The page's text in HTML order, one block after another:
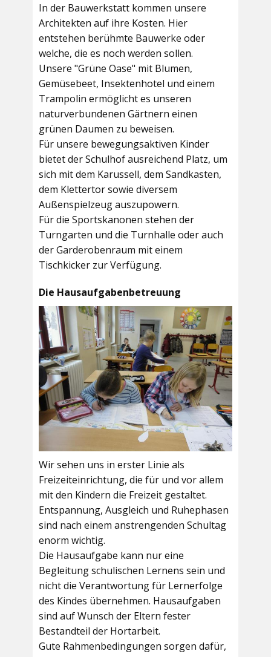
In der Bauwerkstatt kommen unsere
Architekten auf ihre Kosten. Hier
entstehen berühmte Bauwerke oder
welche, die es noch werden sollen.
Unsere "Grüne Oase" mit Blumen,
Gemüsebeet, Insektenhotel und einem
Trampolin ermöglicht es unseren
naturverbundenen Gärtnern einen
grünen Daumen zu beweisen.
Für unsere bewegungsaktiven Kinder
bietet derSchulhofausreichend Platz, um
sich mit dem Karussell, dem Sandkasten,
dem Klettertor sowie diversem
Außenspielzeug auszupowern.
Für die Sportskanonen stehen der
Turngarten und die Turnhalle oder auch
derGarderobenraum mit einem
Tischkicker zur Verfügung.
Die Hausaufgabenbetreuung
Wir sehen uns in erster Linie als
Freizeiteinrichtung, die für und vor allem
mit den Kindern die Freizeit gestaltet.
Entspannung, Ausgleich und Ruhephasen
sind nach einem anstrengenden Schultag
enorm wichtig.
Die Hausaufgabe kann nur eine
Begleitung schulischen Lernens sein und
nicht die Verantwortung für Lernerfolge
des Kindes übernehmen. Hausaufgaben
sind auf Wunsch der Eltern fester
Bestandteil der Hortarbeit.
Gute Rahmenbedingungen sorgen dafür,